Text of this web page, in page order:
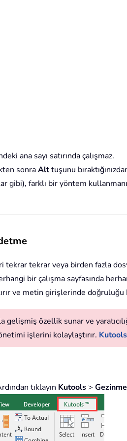
ana sayı satırında çalışmaz.
sonraAlttuşunu
gibi), farklı bir yöntem
tekrar tekrar veya birden fazla
bir çalışma sayfasında
ve metin girişlerinde doğruluğu
özellik sunar ve
işlerini kolaylaştırır.
tıklayın Kutools > Gezinme